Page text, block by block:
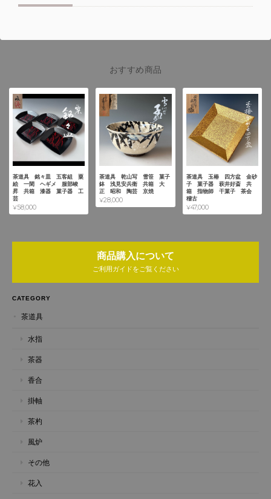
おすすめ商品
茶道具 銘々皿 五客組 粟
絵 一閑 ヘギメ 服部峻
昇 共箱 漆器 菓子器 工
芸
¥58,000
茶道具 乾山写 雪笹 菓子
鉢 浅見安兵衛 共箱 大
正 昭和 陶芸 京焼
¥28,000
茶道具 玉椿 四方盆 金砂
子 菓子器 萩井好斎 共
箱 指物師 干菓子 茶会
稽古
¥47,000
商品購入について
ご利用ガイドをご覧ください
CATEGORY
茶道具
水指
茶器
香合
掛軸
茶杓
風炉
その他
花入